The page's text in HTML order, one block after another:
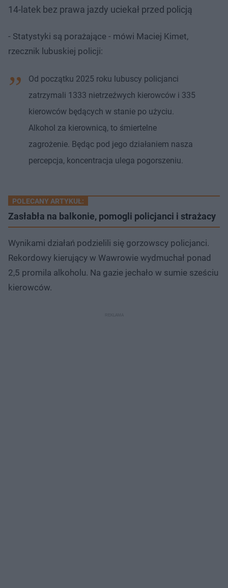
14-latek bez prawa jazdy uciekał przed policją
- Statystyki są porażające - mówi Maciej Kimet,
rzecznik lubuskiej policji:
Od początku 2025 roku lubuscy policjanci
zatrzymali 1333 nietrzeźwych kierowców i 335
kierowców będących w stanie po użyciu.
Alkohol za kierownicą, to śmiertelne
zagrożenie. Będąc pod jego działaniem nasza
percepcja, koncentracja ulega pogorszeniu.
POLECANY ARTYKUŁ:
Zasłabła na balkonie, pomogli policjanci i strażacy
Wynikami działań podzielili się gorzowscy policjanci.
Rekordowy kierujący w Wawrowie wydmuchał ponad
2,5 promila alkoholu. Na gazie jechało w sumie sześciu
kierowców.